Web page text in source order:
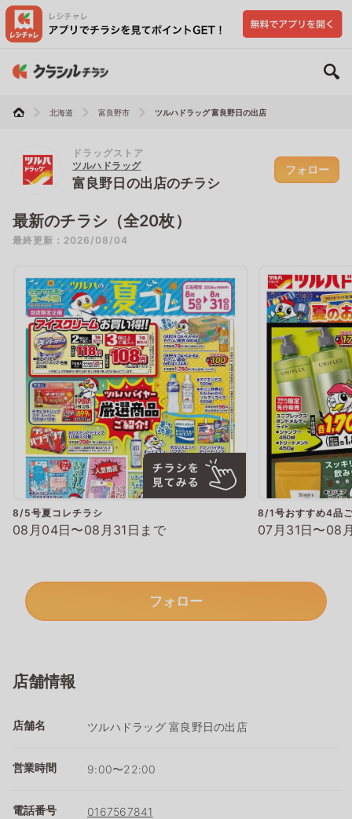
北海道 富良野市 ツルハドラッグ 富良野日の出店
ドラッグストア
ツルハドラッグ
富良野日の出店のチラシ
フォロー
最新のチラシ（全20枚）
最終更新：2026/08/04
8/5号夏コレチラシ
08月04日〜08月31日まで
8/1号おすすめ4品
07月31日〜08
フォロー
店舗情報
店舗名 ツルハドラッグ 富良野日の出店
営業時間 9:00〜22:00
電話番号 0167567841